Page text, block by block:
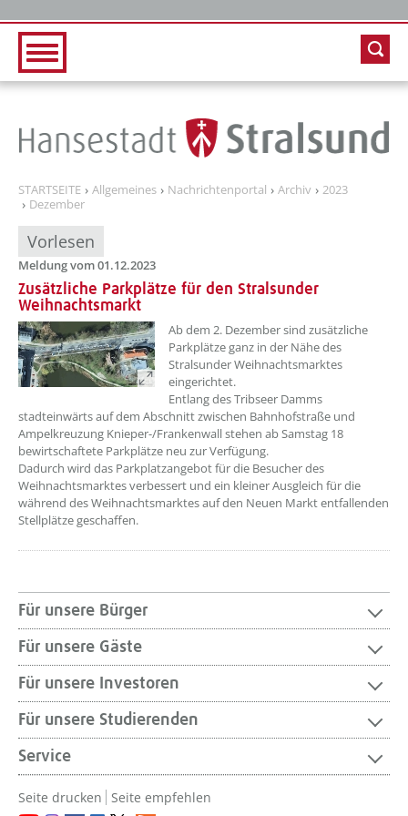
STARTSEITE Allgemeines Nachrichtenportal Archiv
2023
Dezember
Vorlesen
Meldung vom 01.12.2023
Zusätzliche Parkplätze für den Stralsunder
Weihnachtsmarkt
??? absaetzeOben[1]/titel ???
Ab dem 2. Dezember sind zusätzliche
Parkplätze ganz in der Nähe des
Stralsunder Weihnachtsmarktes
eingerichtet.
Entlang des Tribseer Damms
stadteinwärts auf dem Abschnitt zwischen Bahnhofstraße und
Ampelkreuzung Knieper-/Frankenwall stehen ab Samstag 18
bewirtschaftete Parkplätze neu zur Verfügung.
Dadurch wird das Parkplatzangebot für die Besucher des
Weihnachtsmarktes verbessert und ein kleiner Ausgleich für die
während des Weihnachtsmarktes auf den Neuen Markt entfallenden
Stellplätze geschaffen.
Für unsere Bürger
Für unsere Gäste
Für unsere Investoren
Für unsere Studierenden
Service
Seite drucken Seite empfehlen